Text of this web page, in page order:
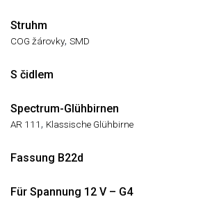
Struhm
COG žárovky, SMD
S čidlem
Spectrum-Glühbirnen
AR 111 , Klassische Glühbirne
Fassung B22d
Für Spannung 12 V – G4